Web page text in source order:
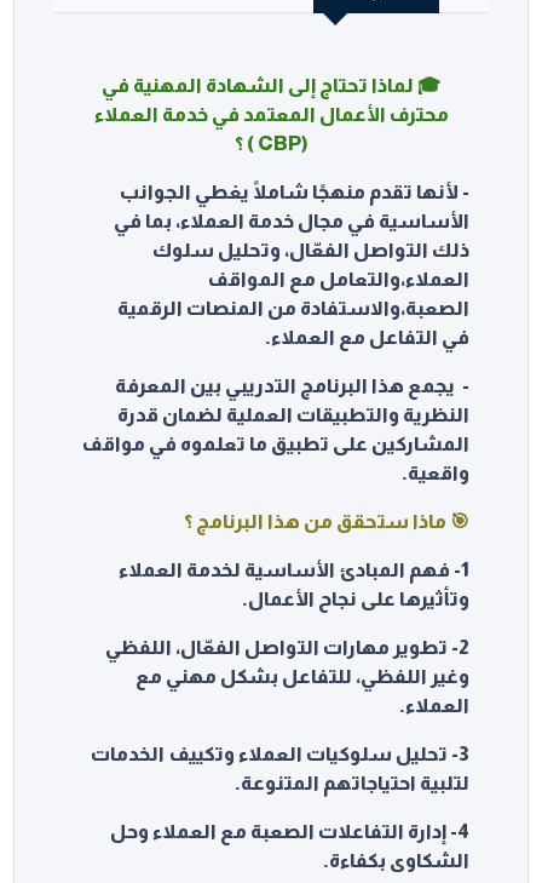
🎓 لماذا تحتاج إلى الشهادة المهنية في
محترف الأعمال المعتمد في خدمة العملاء
(CBP ) ؟
- لأنها تقدم منهجًا شاملًا يغطي الجوانب
الأساسية في مجال خدمة العملاء، بما في
ذلك التواصل الفعّال، وتحليل سلوك
العملاء،والتعامل مع المواقف
الصعبة،والاستفادة من المنصات الرقمية
في التفاعل مع العملاء.
- يجمع هذا البرنامج التدريبي بين المعرفة
النظرية والتطبيقات العملية لضمان قدرة
المشاركين على تطبيق ما تعلموه في مواقف
واقعية.
🎯 ماذا ستحقق من هذا البرنامج ؟
1- فهم المبادئ الأساسية لخدمة العملاء
وتأثيرها على نجاح الأعمال.
2- تطوير مهارات التواصل الفعّال، اللفظي
وغير اللفظي، للتفاعل بشكل مهني مع
العملاء.
3- تحليل سلوكيات العملاء وتكييف الخدمات
لتلبية احتياجاتهم المتنوعة.
4- إدارة التفاعلات الصعبة مع العملاء وحل
الشكاوى بكفاءة.